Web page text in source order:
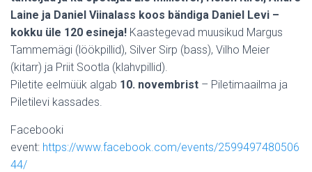
Laine ja Daniel Viinalass koos bändiga Daniel Levi –
kokku üle 120 esineja! Kaastegevad muusikud Margus
Tammemägi (löökpillid), Silver Sirp (bass), Vilho Meier
(kitarr) ja Priit Sootla (klahvpillid).
Piletite eelmüük algab 10. novembrist – Piletimaailma ja
Piletilevi kassades.
Facebooki
event: https://www.facebook.com/events/2599497480506
44/